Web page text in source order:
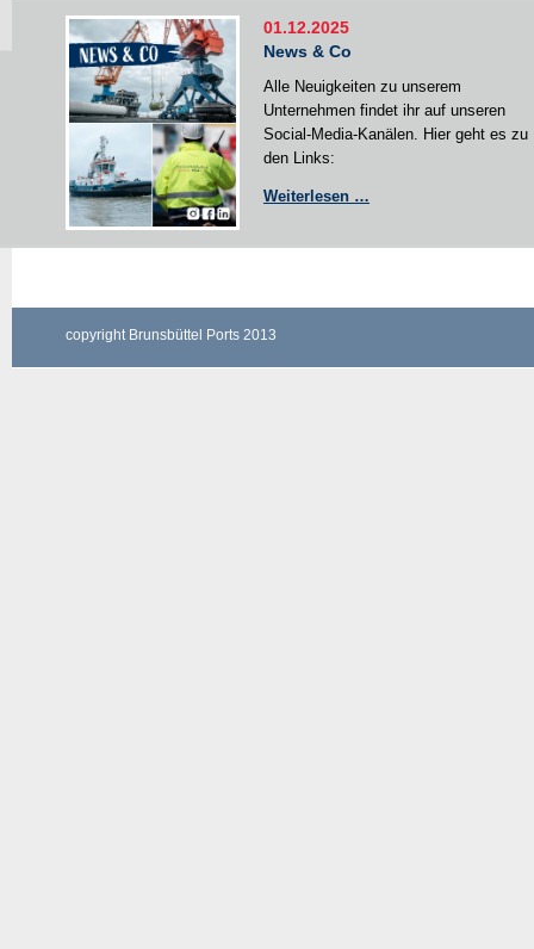
01.12.2025
News & Co
Alle Neuigkeiten zu unserem
Unternehmen findet ihr auf unseren
Social-Media-Kanälen. Hier geht es zu
den Links:
Weiterlesen …
copyright Brunsbüttel Ports 2013